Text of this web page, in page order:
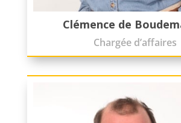
Clémence de
Chargée d’affaires